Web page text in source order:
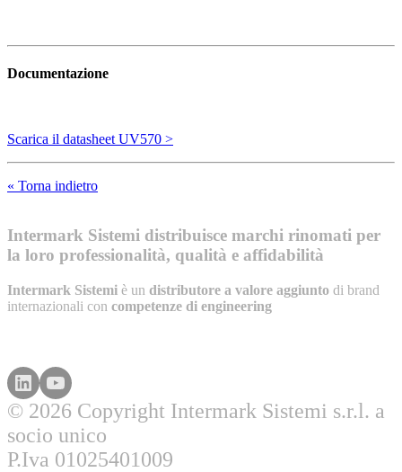
Documentazione
Scarica il datasheet UV570 >
« Torna indietro
Intermark Sistemi distribuisce marchi rinomati per
la loro professionalità, qualità e affidabilità
Intermark Sistemi è un distributore a valore aggiunto di brand
internazionali con competenze di engineering
© 2026 Copyright Intermark Sistemi s.r.l. a
socio unico
P.Iva 01025401009